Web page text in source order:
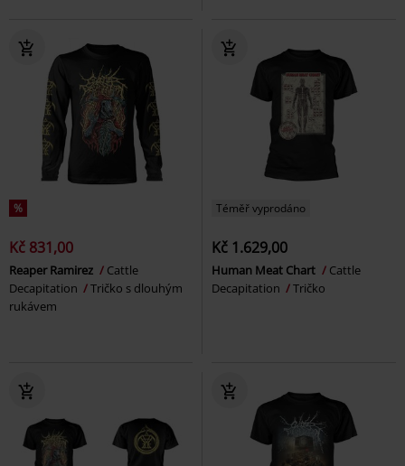
%
Kč 831,00
Reaper Ramirez
Cattle
Decapitation
Tričko s dlouhým
rukávem
Téměř vyprodáno
Kč 1.629,00
Human Meat Chart
Cattle
Decapitation
Tričko